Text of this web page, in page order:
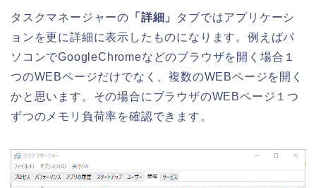
タスクマネージャーの 「詳細」
タブではアプリケーシ
ョンを更に詳細に表示したものになります。例えばパ
ソコンでGoogleChromeなどのブラウザを開く場合１
つのWEBページだけでなく、複数のWEBページを開く
かと思います。その場合にブラウザのWEBページ１つ
ずつのメモリ負荷率を確認できます。